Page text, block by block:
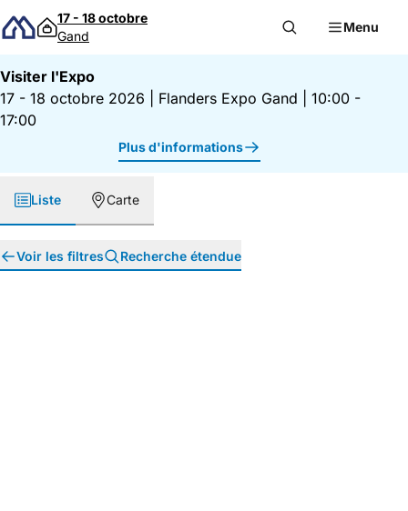
Passer au contenu
17 - 18 octobre
Gand
Menu
Visiter l'Expo
17 - 18 octobre 2026
Flanders Expo Gand
10:00 -
17:00
Plus d'informations
Liste Carte
Voir les filtres Recherche étendue